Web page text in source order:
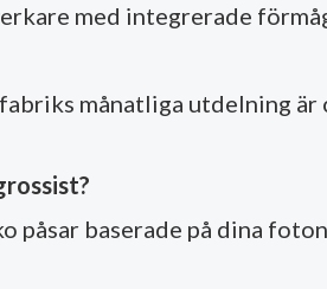
med integrerade
månatliga utdelning
påsar baserade på dina